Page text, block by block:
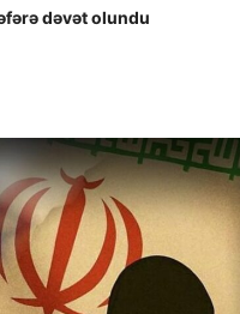
dəvət olundu